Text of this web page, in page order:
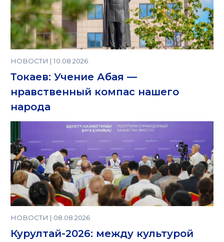
НОВОСТИ | 10.08.2026
Токаев: Учение Абая —
нравственный компас нашего
народа
НОВОСТИ | 08.08.2026
Курултай-2026: между культурой